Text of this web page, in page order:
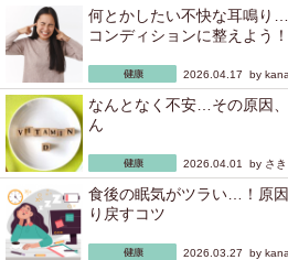
何とかしたい不快な耳鳴り
コンディションに整えよう！
2026.04.17 by
なんとなく不安…その原因
ん
2026.04.01 by さき
食後の眠気がツラい…！原
り戻すコツ
2026.03.27 by